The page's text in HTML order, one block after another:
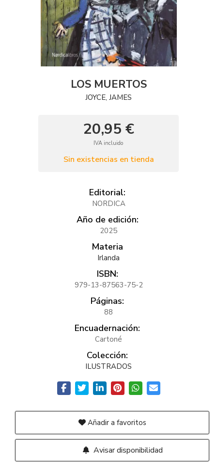
LOS MUERTOS
JOYCE, JAMES
20,95 €
IVA incluido
Sin existencias en tienda
Editorial:
NORDICA
Año de edición:
2025
Materia
Irlanda
ISBN:
979-13-87563-75-2
Páginas:
88
Encuadernación:
Cartoné
Colección:
ILUSTRADOS
Añadir a favoritos
Avisar disponibilidad